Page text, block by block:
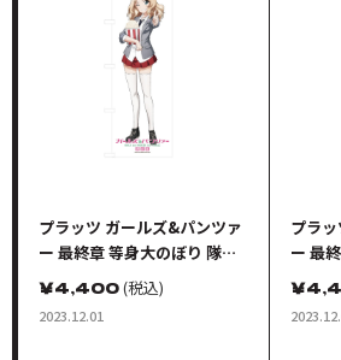
プラッツ ガールズ&パンツァ
ー 最終章 等身大のぼり 隊長
シリーズ ケイ
￥4,400(税込)
2023.12.01
プラ
ー 最
シリー
￥